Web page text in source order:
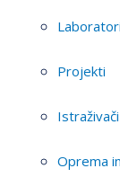
Projekti
Istraživači
Oprema